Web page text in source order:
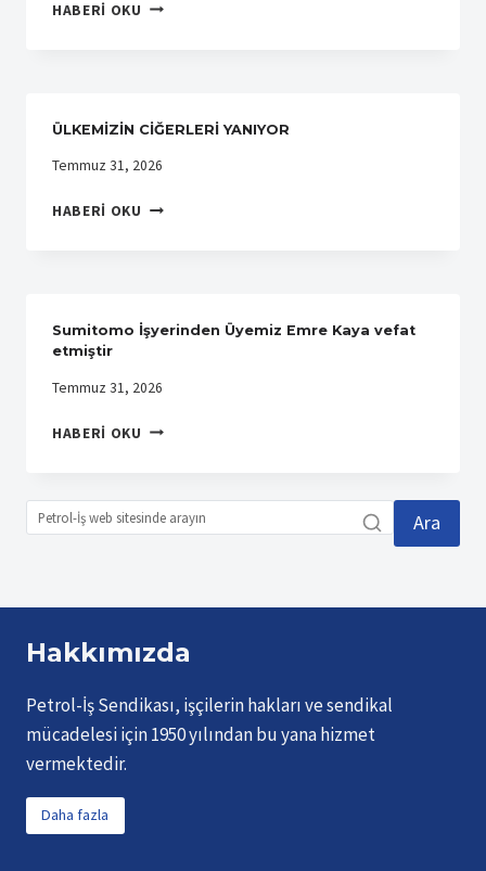
HABERI OKU KONFEDERASYONUMUZ
YIL
DÖNÜMÜNÜ
YENI
MERKEZ
ÜLKEMİZİN CİĞERLERİ YANIYOR
Temmuz 31, 2026
HABERI OKU ÜLKEMİZİN
Sumitomo İşyerinden Üyemiz Emre Kaya vefat
etmiştir
Temmuz 31, 2026
HABERI OKU SUMITOMO
KAYA
Ara
Hakkımızda
Petrol-İş Sendikası, işçilerin hakları ve sendikal
mücadelesi için 1950 yılından bu yana hizmet
vermektedir.
Daha fazla